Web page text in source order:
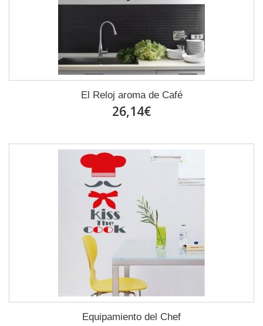
El Reloj aroma de Café
26,14€
Equipamiento del Chef